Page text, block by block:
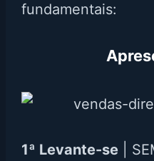
fundamentais:
1ª Levante-se |